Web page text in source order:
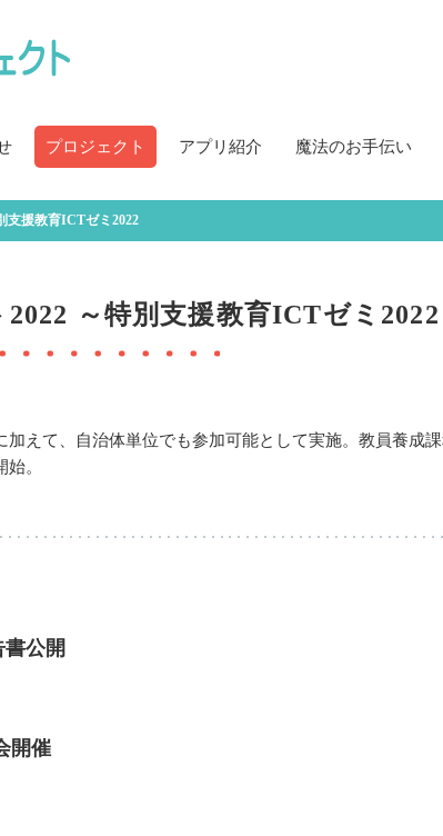
プロジェクト アプリ紹介 魔法のお手伝い
支援教育ICTゼミ2022
～特別支援教育ICTゼミ2022
えて、自治体単位でも参加可能として実施。教員養成
。
公開
開催